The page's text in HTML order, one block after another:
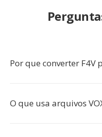
Por que converter F4V
O que usa arquivos